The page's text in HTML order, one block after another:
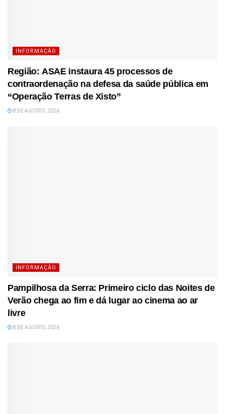
INFORMAÇÃO
Região: ASAE instaura 45 processos de
contraordenação na defesa da saúde pública em
“Operação Terras de Xisto”
8 DE AGOSTO, 2026
INFORMAÇÃO
Pampilhosa da Serra: Primeiro ciclo das Noites de
Verão chega ao fim e dá lugar ao cinema ao ar
livre
8 DE AGOSTO, 2026